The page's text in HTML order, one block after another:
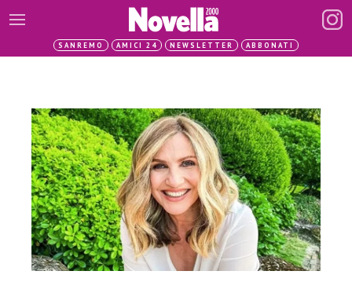
SANREMO AMICI 24 NEWSLETTER ABBONATI